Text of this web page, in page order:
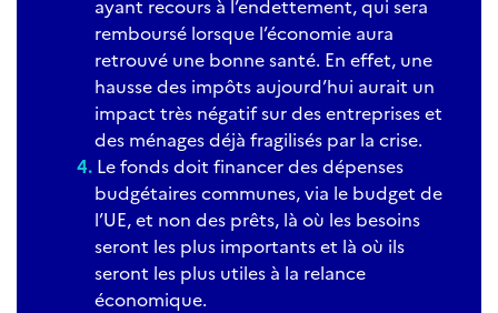
ayant recours à l’endettement, qui sera
remboursé lorsque l’économie aura
retrouvé une bonne santé. En effet, une
hausse des impôts aujourd’hui aurait un
impact très négatif sur des entreprises et
des ménages déjà fragilisés par la crise.
Le fonds doit financer des dépenses
budgétaires communes, via le budget de
l’UE, et non des prêts, là où les besoins
seront les plus importants et là où ils
seront les plus utiles à la relance
économique.